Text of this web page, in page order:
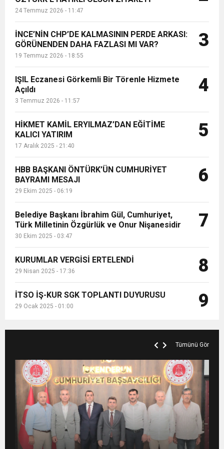
24 Temmuz 2026 - 11:47
İNCE’NİN CHP’DE KALMASININ PERDE ARKASI:
GÖRÜNENDEN DAHA FAZLASI MI VAR?
19 Temmuz 2026 - 18:55
3
IŞIL Eczanesi Görkemli Bir Törenle Hizmete
Açıldı
3 Temmuz 2026 - 11:57
4
HİKMET KAMİL ERYILMAZ’DAN EĞİTİME
KALICI YATIRIM
17 Aralık 2025 - 21:40
5
HBB BAŞKANI ÖNTÜRK’ÜN CUMHURİYET
BAYRAMI MESAJI
29 Ekim 2025 - 06:19
6
Belediye Başkanı İbrahim Gül, Cumhuriyet,
Türk Milletinin Özgürlük ve Onur Nişanesidir
30 Ekim 2025 - 03:47
7
KURUMLAR VERGİSİ ERTELENDİ
29 Nisan 2025 - 17:36 8
İTSO İŞ-KUR SGK TOPLANTI DUYURUSU
29 Ocak 2025 - 01:00 9
Tümünü Gör